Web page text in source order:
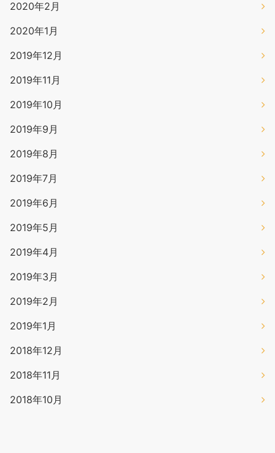
2020年2月
2020年1月
2019年12月
2019年11月
2019年10月
2019年9月
2019年8月
2019年7月
2019年6月
2019年5月
2019年4月
2019年3月
2019年2月
2019年1月
2018年12月
2018年11月
2018年10月